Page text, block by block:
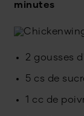
minutes
2 gousses
5 cs de
1 cc de